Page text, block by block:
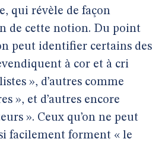
qui révèle de façon
de cette notion. Du point
peut identifier certains des
à cor et à cri
», d’autres comme
», et d’autres encore
». Ceux qu’on ne peut
facilement forment « le